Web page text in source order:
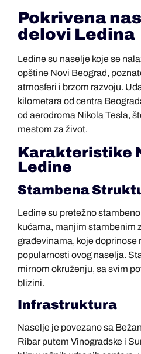
Pokrivena
delovi Ledina
Ledine su naselje koje se
opštine Novi Beograd,
atmosferi i brzom razvoju.
kilometara od centra
od aerodroma Nikola Tesla,
mestom za život.
Karakteristike
Ledine
Stambena
Ledine su pretežno
kućama, manjim stambenim
građevinama, koje doprinose
popularnosti ovog naselja.
mirnom okruženju, sa svim
blizini.
Infrastruktura
Naselje je povezano sa
Ribar putem Vinogradske i